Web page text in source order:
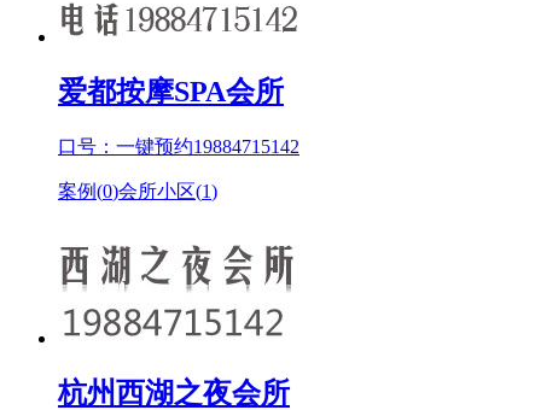
爱都按摩SPA会所
口号：一键预约19884715142
案例(0)会所小区(1)
杭州西湖之夜会所